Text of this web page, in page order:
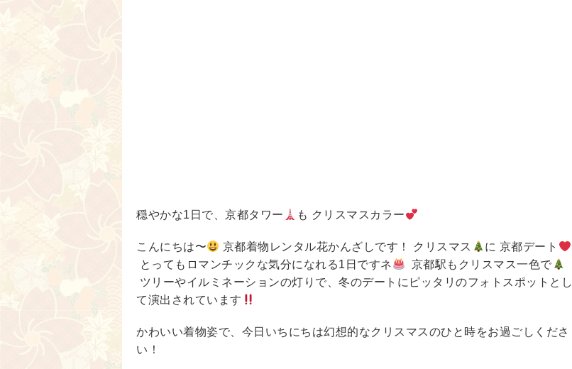
穏やかな1日で、京都タワー も クリスマスカラー
こんにちは〜 京都着物レンタル花かんざしです！ クリスマス
に 京都デート
とってもロマンチックな気分になれる1日ですネ
京都駅もクリスマス一色で
ツリーやイルミネーションの灯りで、冬のデートにピッタリのフォトスポットとし
て演出されています
かわいい着物姿で、今日いちにちは幻想的なクリスマスのひと時をお過ごしくださ
い！